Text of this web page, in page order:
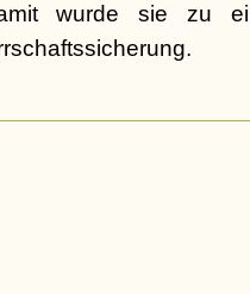
wurde sie zu